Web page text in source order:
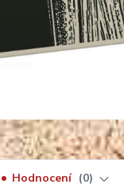
Hodnocení 0